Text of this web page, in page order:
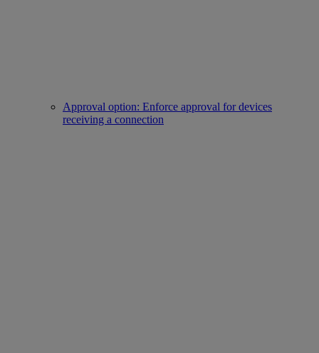
Approval option: Enforce approval for devices
receiving a connection